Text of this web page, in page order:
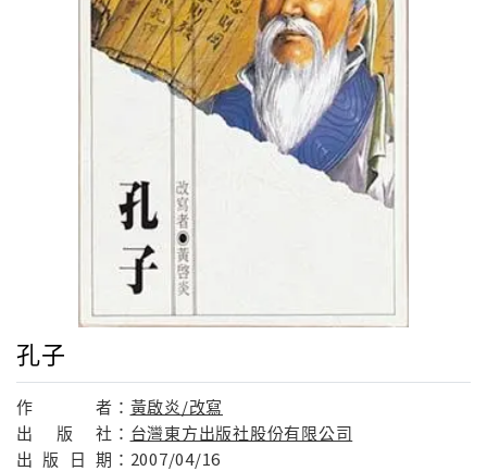
孔子
作 者： 黃啟炎/改寫
出
版 社： 台灣東方出版社股份有限公司
出 版 日 期： 2007/04/16